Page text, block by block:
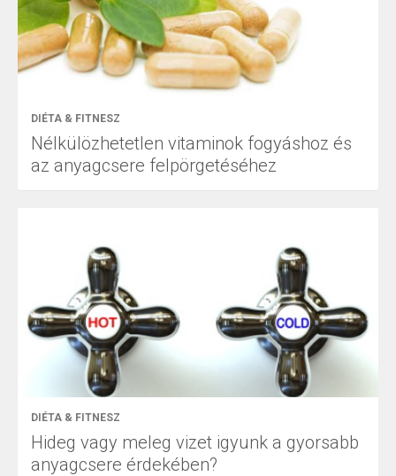
DIÉTA & FITNESZ
Nélkülözhetetlen vitaminok fogyáshoz és
az anyagcsere felpörgetéséhez
DIÉTA & FITNESZ
Hideg vagy meleg vizet igyunk a gyorsabb
anyagcsere érdekében?